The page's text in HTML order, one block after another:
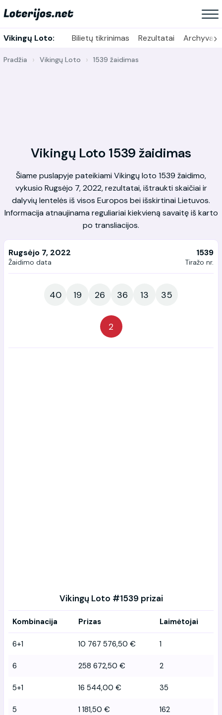
Vikingų Loto: Bilietų tikrinimas Rezultatai Archyvas
›
Pradžia Vikingų Loto 1539 žaidimas
Vikingų Loto 1539 žaidimas
Šiame puslapyje pateikiami Vikingų loto 1539 žaidimo,
vykusio Rugsėjo 7, 2022, rezultatai, ištraukti skaičiai ir
dalyvių lentelės iš visos Europos bei išskirtinai Lietuvos.
Informacija atnaujinama reguliariai kiekvieną savaitę iš karto
po transliacijos.
Rugsėjo 7, 2022
Žaidimo data
1539
Tiražo nr.
40 19 26 36 13 35
2
Vikingų Loto #1539 prizai
Kombinacija Prizas Laimėtojai
6+1 10 767 576,50 € 1
6 258 672,50 € 2
5+1 16 544,00 € 35
5 1 181,50 € 162